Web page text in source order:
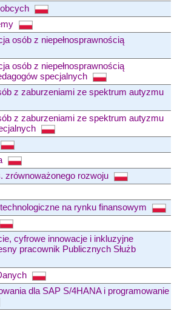
osób z niepełnosprawnością
osób z niepełnosprawnością
specjalnych
z zaburzeniami ze spektrum autyzmu
z zaburzeniami ze spektrum autyzmu
zrównoważonego rozwoju
na rynku finansowym
cyfrowe innowacje i inkluzyjne
pracownik Publicznych Służb
dla SAP S/4HANA i programowanie